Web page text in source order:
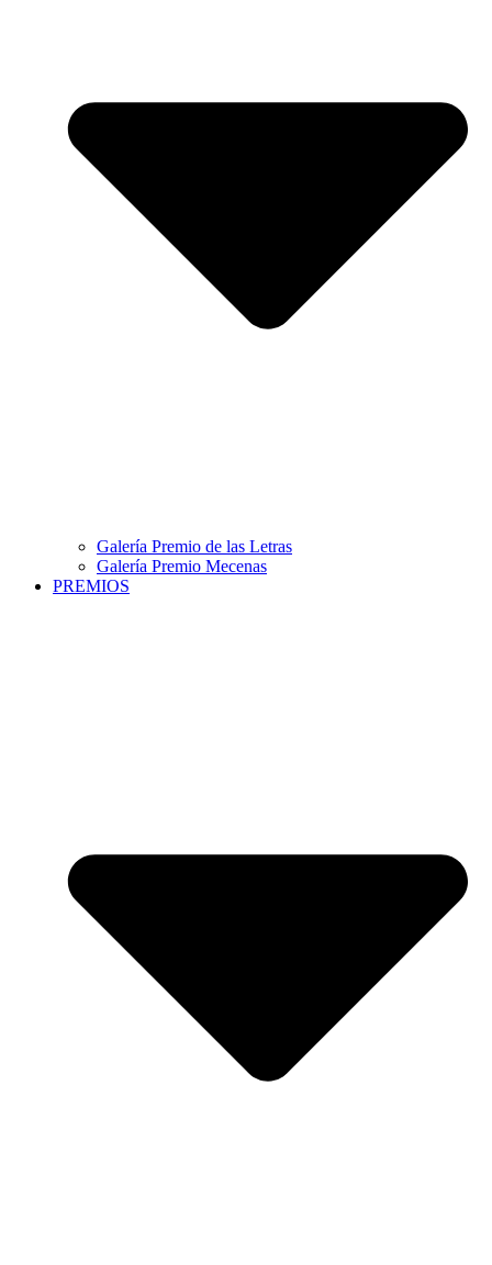
Galería Premio de las Letras
Galería Premio Mecenas
PREMIOS